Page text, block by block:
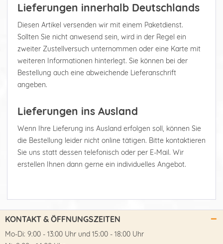
Lieferungen innerhalb Deutschlands
Diesen Artikel versenden wir mit einem Paketdienst.
Sollten Sie nicht anwesend sein, wird in der Regel ein
zweiter Zustellversuch unternommen oder eine Karte mit
weiteren Informationen hinterlegt. Sie können bei der
Bestellung auch eine abweichende Lieferanschrift
angeben.
Lieferungen ins Ausland
Wenn Ihre Lieferung ins Ausland erfolgen soll, können Sie
die Bestellung leider nicht online tätigen. Bitte kontaktieren
Sie uns statt dessen telefonisch oder per E-Mail. Wir
erstellen Ihnen dann gerne ein individuelles Angebot.
KONTAKT & ÖFFNUNGSZEITEN
Mo-Di: 9:00 - 13:00 Uhr und 15:00 - 18:00 Uhr